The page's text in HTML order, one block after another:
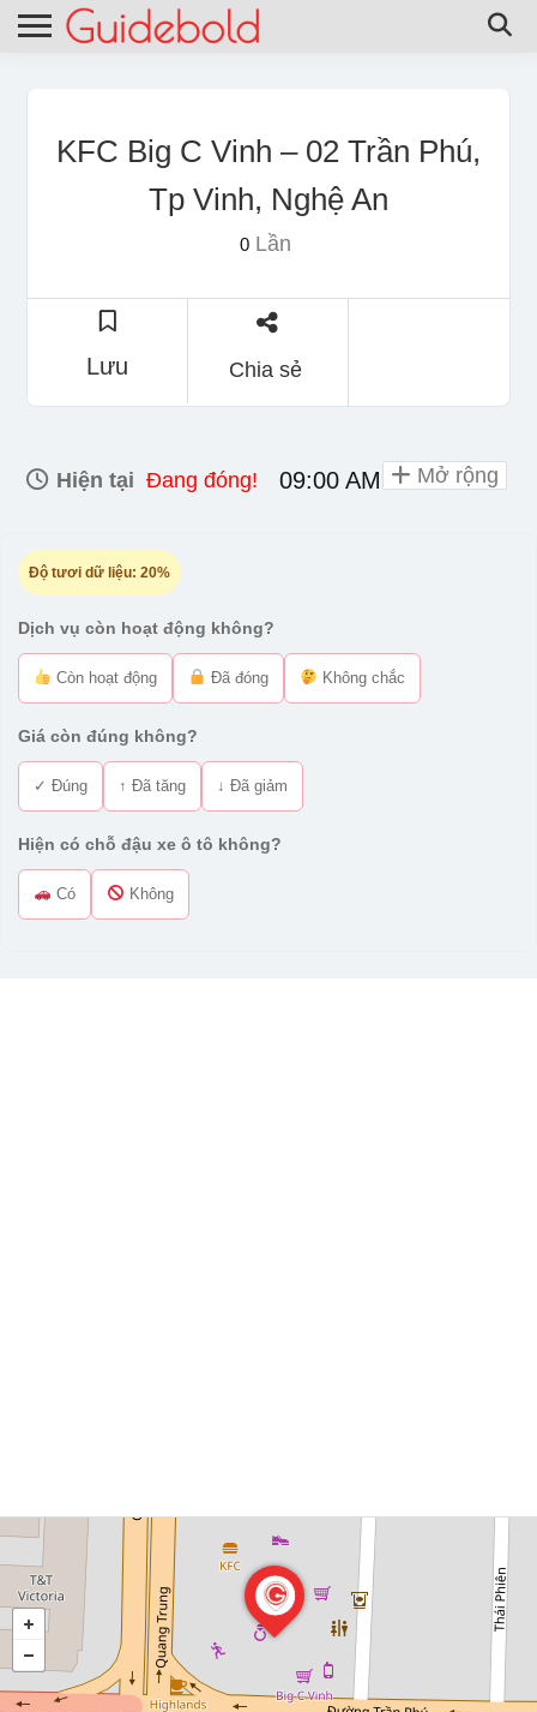
KFC Big C Vinh – 02 Trần Phú,
Tp Vinh, Nghệ An
0Lần
Lưu Chia sẻ
Hiện tại Đang đóng! 09:00 AM - 10:00 PM
Độ tươi dữ liệu: 20%
Dịch vụ còn hoạt động không?
Còn hoạt động Đã đóng Không chắc
Giá còn đúng không?
✓ Đúng ↑ Đã tăng ↓ Đã giảm
Hiện có chỗ đậu xe ô tô không?
Có Không
Mở rộng